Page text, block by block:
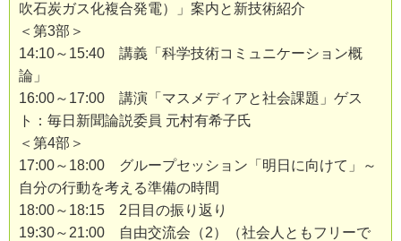
吹石炭ガス化複合発電）」案内と新技術紹介
＜第3部＞
14:10～15:40 講義「科学技術コミュニケーション概
論」
16:00～17:00 講演「マスメディアと社会課題」ゲス
ト：毎日新聞論説委員 元村有希子氏
＜第4部＞
17:00～18:00 グループセッション「明日に向けて」～
自分の行動を考える準備の時間
18:00～18:15 2日目の振り返り
19:30～21:00 自由交流会（2）（社会人ともフリーで